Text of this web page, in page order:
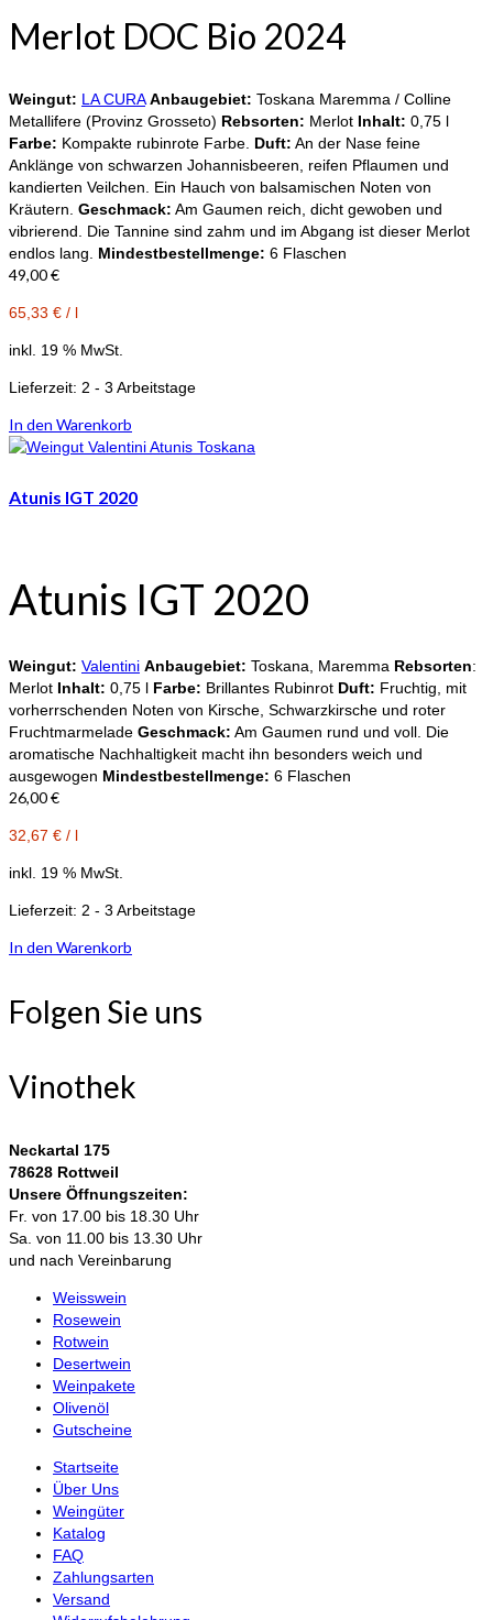
Merlot DOC Bio 2024
Weingut: LA CURA Anbaugebiet: Toskana Maremma / Colline
Metallifere (Provinz Grosseto) Rebsorten: Merlot Inhalt: 0,75 l
Farbe: Kompakte rubinrote Farbe. Duft: An der Nase feine
Anklänge von schwarzen Johannisbeeren, reifen Pflaumen und
kandierten Veilchen. Ein Hauch von balsamischen Noten von
Kräutern. Geschmack: Am Gaumen reich, dicht gewoben und
vibrierend. Die Tannine sind zahm und im Abgang ist dieser Merlot
endlos lang. Mindestbestellmenge: 6 Flaschen
49,00€
65,33 € / l
inkl. 19 % MwSt.
Lieferzeit: 2 - 3 Arbeitstage
In den Warenkorb
Atunis IGT 2020
Atunis IGT 2020
Weingut: Valentini Anbaugebiet: Toskana, Maremma Rebsorten:
Merlot Inhalt: 0,75 l Farbe: Brillantes Rubinrot Duft: Fruchtig, mit
vorherrschenden Noten von Kirsche, Schwarzkirsche und roter
Fruchtmarmelade Geschmack: Am Gaumen rund und voll. Die
aromatische Nachhaltigkeit macht ihn besonders weich und
ausgewogen Mindestbestellmenge: 6 Flaschen
26,00€
32,67 € / l
inkl. 19 % MwSt.
Lieferzeit: 2 - 3 Arbeitstage
In den Warenkorb
Folgen Sie uns
Vinothek
Neckartal 175
78628 Rottweil
Unsere Öffnungszeiten:
Fr. von 17.00 bis 18.30 Uhr
Sa. von 11.00 bis 13.30 Uhr
und nach Vereinbarung
Weisswein
Rosewein
Rotwein
Desertwein
Weinpakete
Olivenöl
Gutscheine
Startseite
Über Uns
Weingüter
Katalog
FAQ
Zahlungsarten
Versand